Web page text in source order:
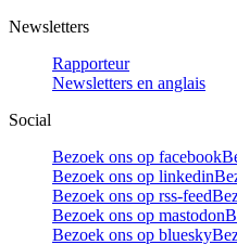
Newsletters
Rapporteur
Newsletters en anglais
Social
Bezoek ons op facebook
Bezoek ons op linkedin
Bezoek ons op rss-feed
Bezoek ons op mastodon
Bezoek ons op bluesky